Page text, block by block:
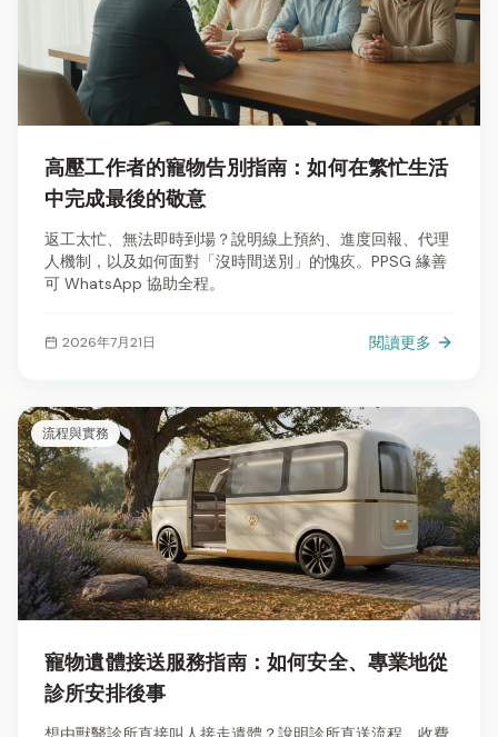
高壓工作者的寵物告別指南：如何在繁忙生活
中完成最後的敬意
返工太忙、無法即時到場？說明線上預約、進度回報、代理
人機制，以及如何面對「沒時間送別」的愧疚。PPSG 緣善
可 WhatsApp 協助全程。
2026年7月21日 閱讀更多
流程與實務
寵物遺體接送服務指南：如何安全、專業地從
診所安排後事